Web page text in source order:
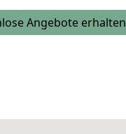
Angebote erhalten